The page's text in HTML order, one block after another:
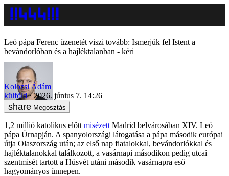
Leó pápa Ferenc üzenetét viszi tovább: Ismerjük fel Istent a
bevándorlóban és a hajléktalanban - kéri
Kolozsi Ádám
külföld
2026. június 7. 14:26
Megosztás
1,2 millió katolikus előtt misézett Madrid belvárosában XIV. Leó
pápa Úrnapján. A spanyolországi látogatása a pápa második európai
útja Olaszország után; az első nap fiatalokkal, bevándorlókkal és
hajléktalanokkal találkozott, a vasárnapi másodikon pedig utcai
szentmisét tartott a Húsvét utáni második vasárnapra eső
hagyományos ünnepen.